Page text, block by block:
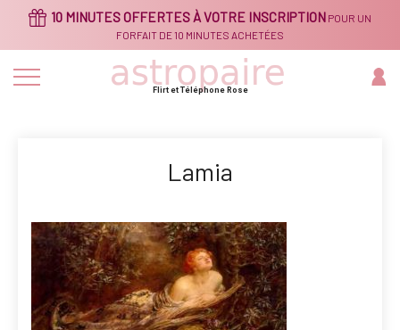
10 MINUTES OFFERTES À VOTRE INSCRIPTION POUR UN
FORFAIT DE 10 MINUTES ACHETÉES
Flirt et Téléphone Rose
Lamia